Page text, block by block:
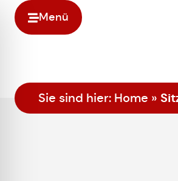
Menü
Sie sind hier: Home »